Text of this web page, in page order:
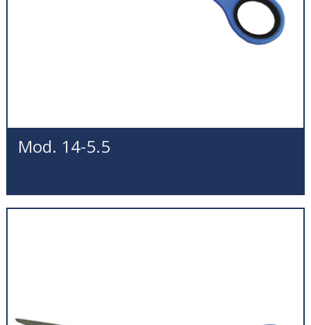
Mod. 14-5.5